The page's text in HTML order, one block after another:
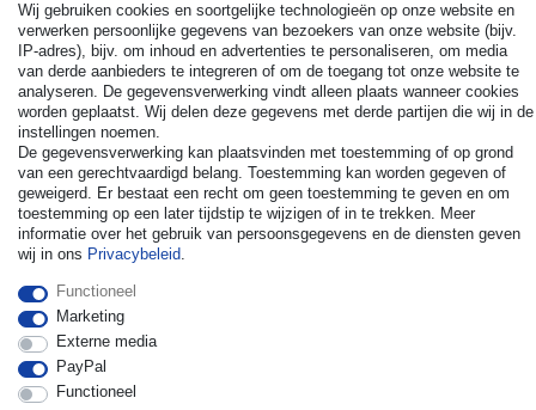
© Copyright 2026 | Alle rechten voorbehouden. - All rights
reserved. Prices incl. VAT. 19% VAT Basic prices see article detail
| * Applies to deliveries to the UK!
Wij gebruiken cookies en soortgelijke technologieën op onze website en
verwerken persoonlijke gegevens van bezoekers van onze website (bijv.
IP-adres), bijv. om inhoud en advertenties te personaliseren, om media
van derde aanbieders te integreren of om de toegang tot onze website te
analyseren. De gegevensverwerking vindt alleen plaats wanneer cookies
worden geplaatst. Wij delen deze gegevens met derde partijen die wij in de
instellingen noemen.
De gegevensverwerking kan plaatsvinden met toestemming of op grond
van een gerechtvaardigd belang. Toestemming kan worden gegeven of
geweigerd. Er bestaat een recht om geen toestemming te geven en om
toestemming op een later tijdstip te wijzigen of in te trekken. Meer
informatie over het gebruik van persoonsgegevens en de diensten geven
wij in ons Privacybeleid.
Functioneel
Marketing
Externe media
PayPal
Functioneel
Herroepingsrecht uitoefenen Contact